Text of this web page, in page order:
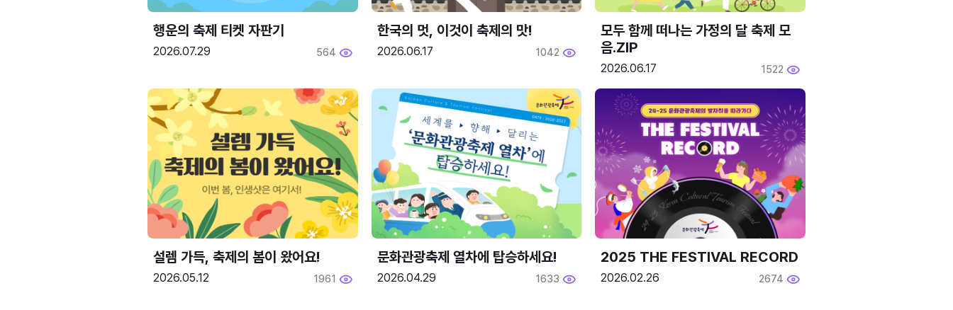
행운의 축제 티켓 자판기
2026.07.29 564
한국의 멋, 이것이 축제의 맛!
2026.06.17 1042
모두 함께 떠나는 가정의 달 축제 모
음.ZIP
2026.06.17 1522
설렘 가득, 축제의 봄이 왔어요!
2026.05.12 1961
문화관광축제 열차에 탑승하세요!
2026.04.29 1633
2025 THE FESTIVAL RECORD
2026.02.26 2674